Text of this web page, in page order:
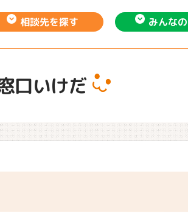
相談先を探す みんなの
口いけだ